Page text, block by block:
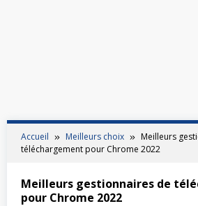
Accueil Meilleurs choix
Meilleurs
téléchargement pour Chrome 2022
Meilleurs gestionnaires de
pour Chrome 2022